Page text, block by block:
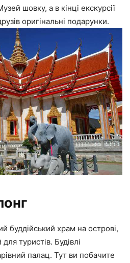
шовку, а в кінці екскурсії
оригінальні подарунки.
буддійський храм на острові,
туристів. Будівлі
палац. Тут ви побачите